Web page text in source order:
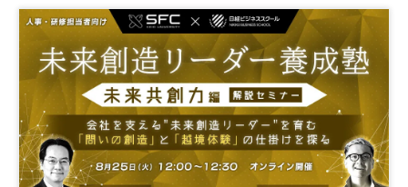
事業承継 中堅中小企業
日経社会イノベーションフォーラム 参加無料